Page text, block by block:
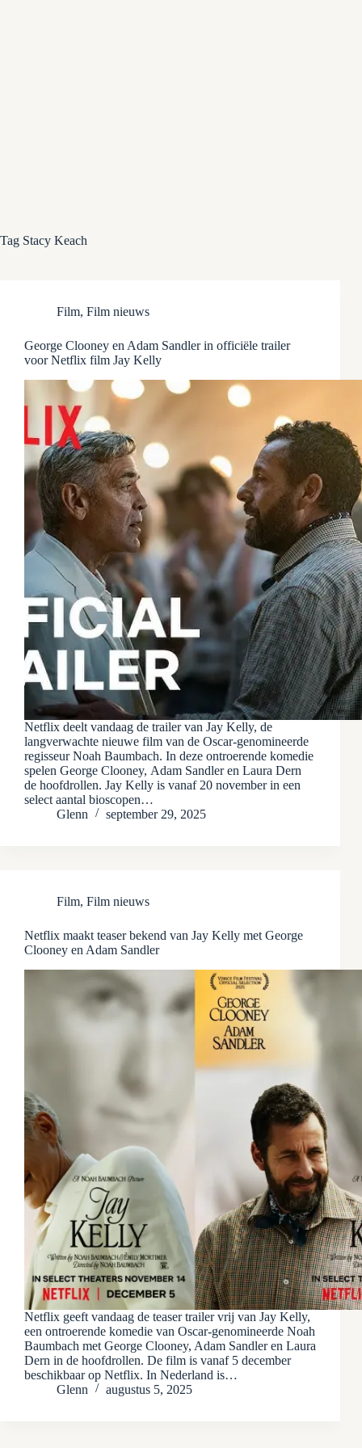
Tag Stacy Keach
Film, Film nieuws
George Clooney en Adam Sandler in officiële trailer
voor Netflix film Jay Kelly
Netflix deelt vandaag de trailer van Jay Kelly, de
langverwachte nieuwe film van de Oscar-genomineerde
regisseur Noah Baumbach. In deze ontroerende komedie
spelen George Clooney, Adam Sandler en Laura Dern
de hoofdrollen. Jay Kelly is vanaf 20 november in een
select aantal bioscopen…
Glenn
september 29, 2025
Film, Film nieuws
Netflix maakt teaser bekend van Jay Kelly met George
Clooney en Adam Sandler
Netflix geeft vandaag de teaser trailer vrij van Jay Kelly,
een ontroerende komedie van Oscar-genomineerde Noah
Baumbach met George Clooney, Adam Sandler en Laura
Dern in de hoofdrollen. De film is vanaf 5 december
beschikbaar op Netflix. In Nederland is…
Glenn
augustus 5, 2025